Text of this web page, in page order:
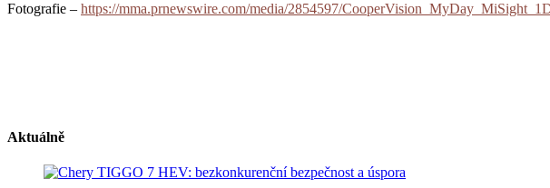
Fotografie – https://mma.prnewswire.com/media/2854597/
Aktuálně